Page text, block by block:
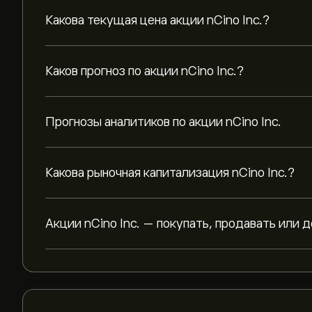
Какова текущая цена акции nCino Inc.?
Каков прогноз по акции nCino Inc.?
Прогнозы аналитиков по акции nCino Inc.
Какова рыночная капитализация nCino Inc.?
Акции nCino Inc. — покупать, продавать или